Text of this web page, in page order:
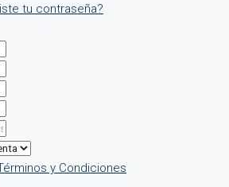
tu contraseña?
y Condiciones